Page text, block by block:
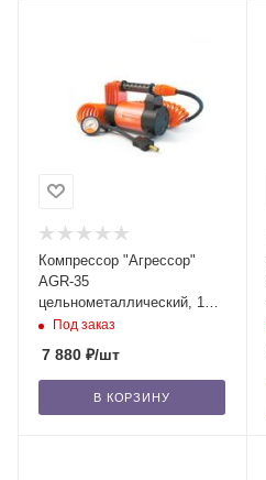
Компрессор "Агрессор"
AGR-35
цельнометаллический, 10
Атм, 180 Вт, 12В/6
Под заказ
7 880 ₽/шт
В КОРЗИНУ